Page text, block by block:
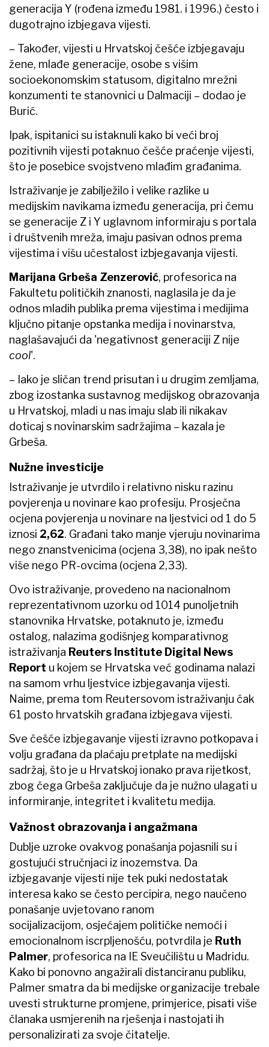
generacija Y (rođena između 1981. i 1996.) često i
dugotrajno izbjegava vijesti.
– Također, vijesti u Hrvatskoj češće izbjegavaju
žene, mlađe generacije, osobe s višim
socioekonomskim statusom, digitalno mrežni
konzumenti te stanovnici u Dalmaciji – dodao je
Burić.
Ipak, ispitanici su istaknuli kako bi veći broj
pozitivnih vijesti potaknuo češće praćenje vijesti,
što je posebice svojstveno mlađim građanima.
Istraživanje je zabilježilo i velike razlike u
medijskim navikama između generacija, pri čemu
se generacije Z i Y uglavnom informiraju s portala
i društvenih mreža, imaju pasivan odnos prema
vijestima i višu učestalost izbjegavanja vijesti.
Marijana Grbeša Zenzerović, profesorica na
Fakultetu političkih znanosti, naglasila je da je
odnos mladih publika prema vijestima i medijima
ključno pitanje opstanka medija i novinarstva,
naglašavajući da 'negativnost generaciji Z nije
cool'.
– Iako je sličan trend prisutan i u drugim zemljama,
zbog izostanka sustavnog medijskog obrazovanja
u Hrvatskoj, mladi u nas imaju slab ili nikakav
doticaj s novinarskim sadržajima – kazala je
Grbeša.
Nužne investicije
Istraživanje je utvrdilo i relativno nisku razinu
povjerenja u novinare kao profesiju. Prosječna
ocjena povjerenja u novinare na ljestvici od 1 do 5
iznosi 2,62. Građani tako manje vjeruju novinarima
nego znanstvenicima (ocjena 3,38), no ipak nešto
više nego PR-ovcima (ocjena 2,33).
Ovo istraživanje, provedeno na nacionalnom
reprezentativnom uzorku od 1014 punoljetnih
stanovnika Hrvatske, potaknuto je, između
ostalog, nalazima godišnjeg komparativnog
istraživanja Reuters Institute Digital News
Report u kojem se Hrvatska već godinama nalazi
na samom vrhu ljestvice izbjegavanja vijesti.
Naime, prema tom Reutersovom istraživanju čak
61 posto hrvatskih građana izbjegava vijesti.
Sve češće izbjegavanje vijesti izravno potkopava i
volju građana da plaćaju pretplate na medijski
sadržaj, što je u Hrvatskoj ionako prava rijetkost,
zbog čega Grbeša zaključuje da je nužno ulagati u
informiranje, integritet i kvalitetu medija.
Važnost obrazovanja i angažmana
Dublje uzroke ovakvog ponašanja pojasnili su i
gostujući stručnjaci iz inozemstva. Da
izbjegavanje vijesti nije tek puki nedostatak
interesa kako se često percipira, nego naučeno
ponašanje uvjetovano ranom
socijalizacijom, osjećajem političke nemoći i
emocionalnom iscrpljenošću, potvrdila je Ruth
Palmer, profesorica na IE Sveučilištu u Madridu.
Kako bi ponovno angažirali distanciranu publiku,
Palmer smatra da bi medijske organizacije trebale
uvesti strukturne promjene, primjerice, pisati više
članaka usmjerenih na rješenja i nastojati ih
personalizirati za svoje čitatelje.